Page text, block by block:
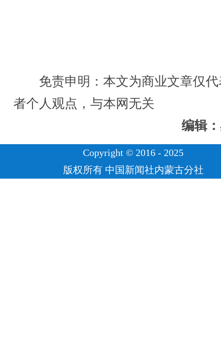
免责申明：本文为商业文章仅代
者个人观点，与本网无关
编辑
Copyright © 2016 - 2025
版权所有 中国新闻社内蒙古分社